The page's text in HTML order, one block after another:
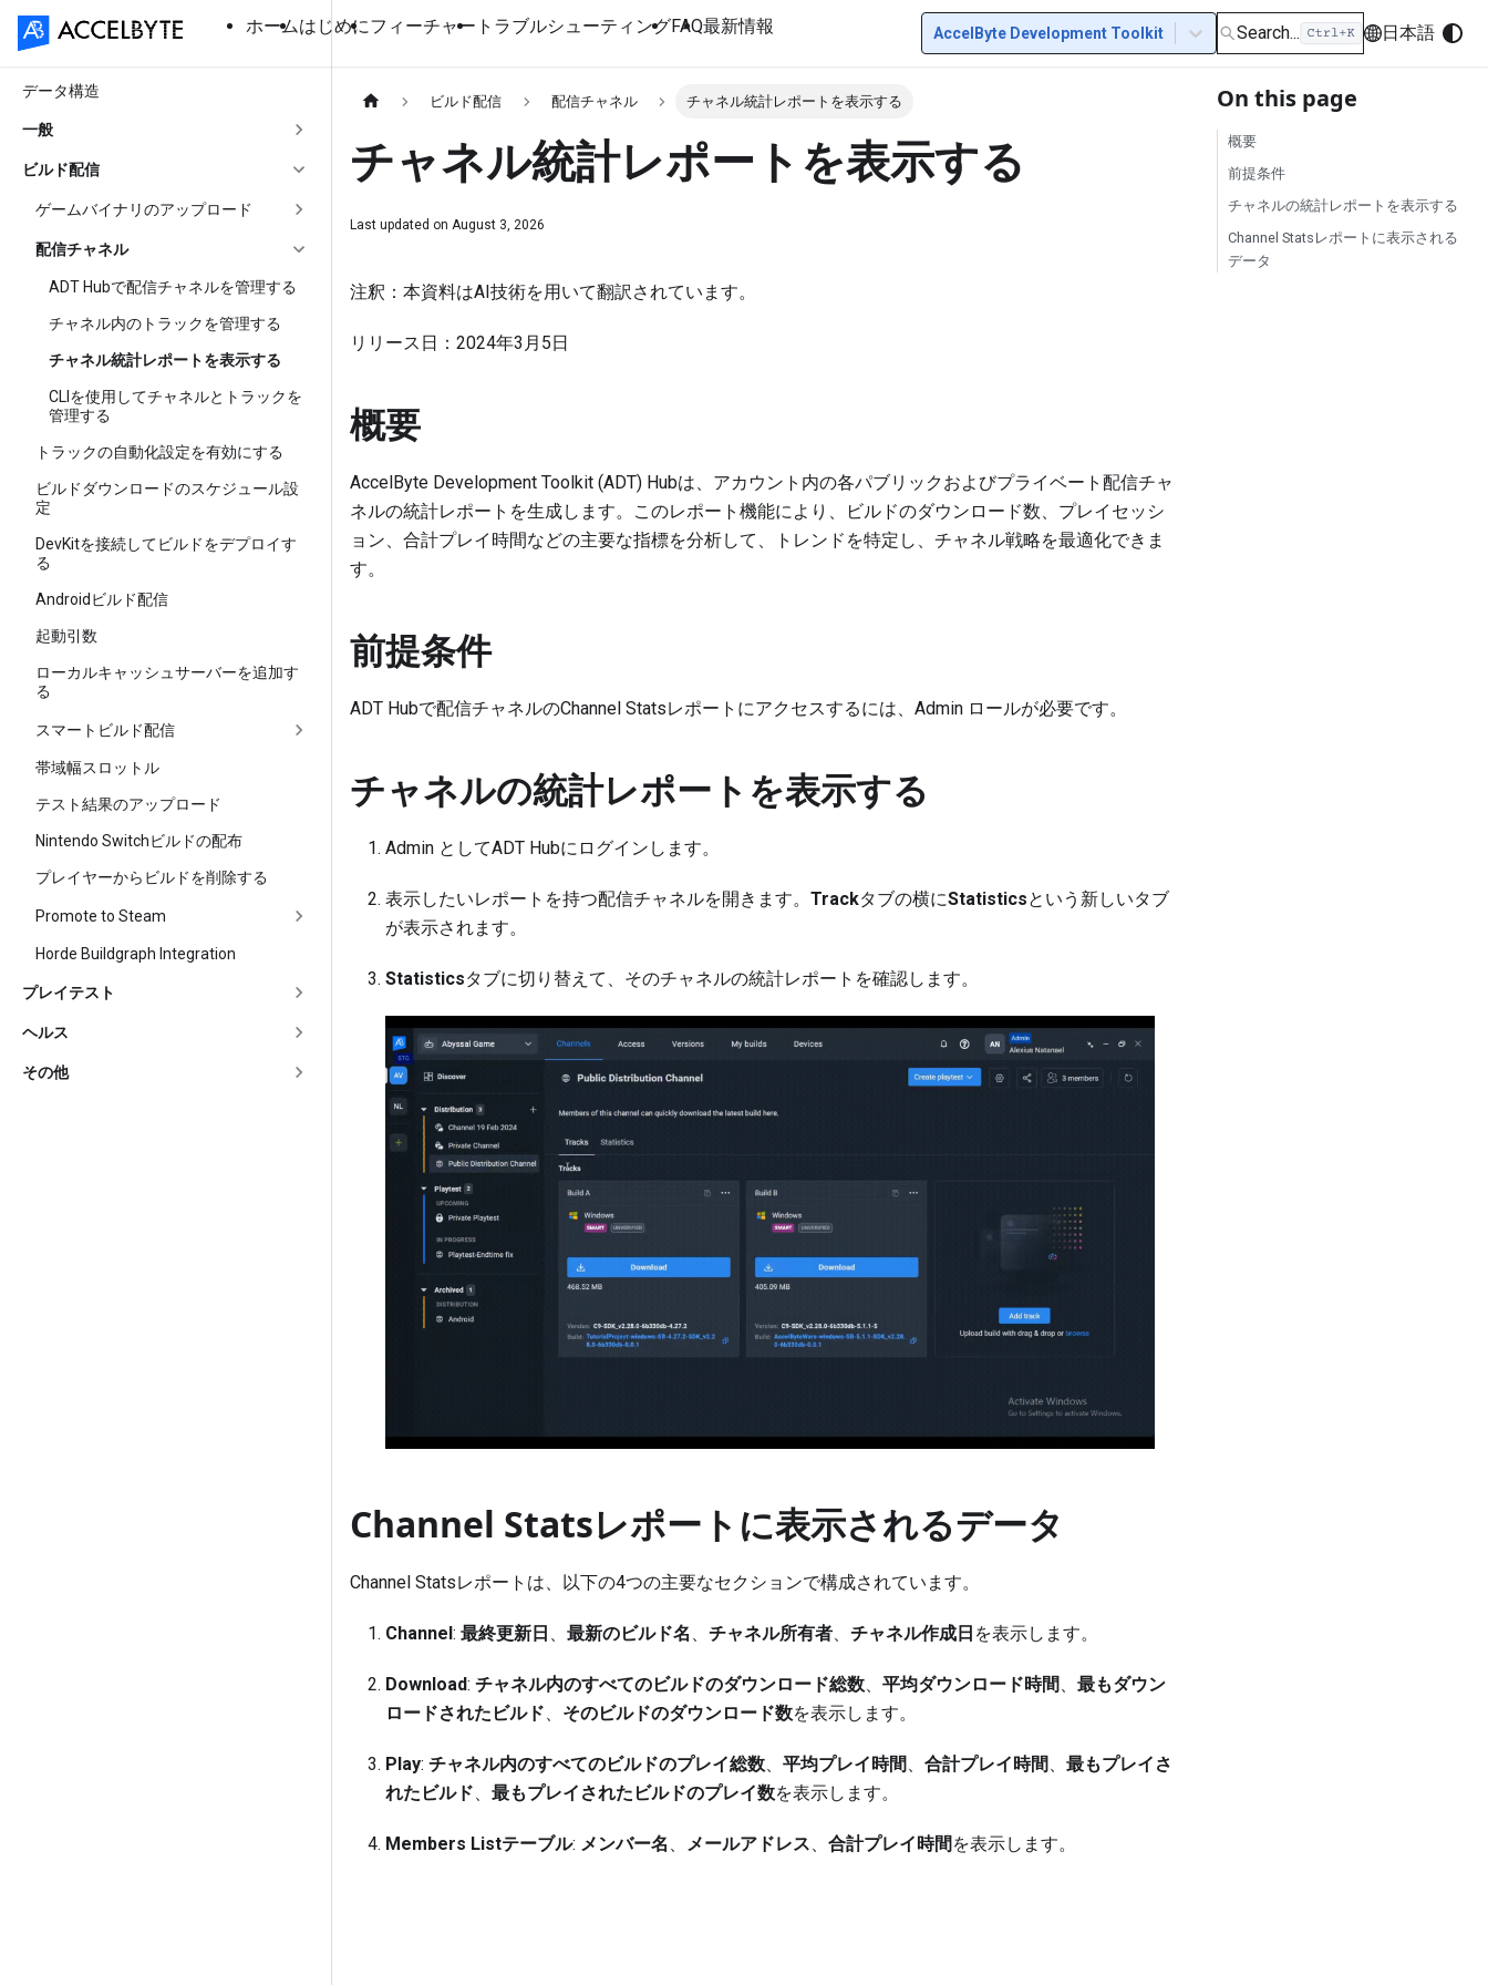
ホームはじめにフィーチャー トラブルシューティングFAQ最新情報 AccelByte Development Toolkit Search... 日本語
データ構造
一般
ビルド配信
ゲームバイナリのアップロード
配信チャネル
ADT Hubで配信チャネルを管理する
チャネル内のトラックを管理する
チャネル統計レポートを表示する
CLIを使用してチャネルとトラックを
管理する
トラックの自動化設定を有効にする
ビルドダウンロードのスケジュール設
定
DevKitを接続してビルドをデプロイす
る
Androidビルド配信
起動引数
ローカルキャッシュサーバーを追加す
る
スマートビルド配信
帯域幅スロットル
テスト結果のアップロード
Nintendo Switchビルドの配布
プレイヤーからビルドを削除する
Promote to Steam
Horde Buildgraph Integration
プレイテスト
ヘルス
その他
ビルド配信 配信チャネル チャネル統計レポートを表示する
チャネル統計レポートを表示する
Last updated on August 3, 2026
注釈：本資料はAI技術を用いて翻訳されています。
リリース日：2024年3月5日
概要
AccelByte Development Toolkit (ADT) Hubは、アカウント内の各パブリックおよびプライベート配信チャ
ネルの統計レポートを生成します。このレポート機能により、ビルドのダウンロード数、プレイセッシ
ョン、合計プレイ時間などの主要な指標を分析して、トレンドを特定し、チャネル戦略を最適化できま
す。
前提条件
ADT Hubで配信チャネルのChannel Statsレポートにアクセスするには、Admin ロールが必要です。
チャネルの統計レポートを表示する
Admin としてADT Hubにログインします。
表示したいレポートを持つ配信チャネルを開きます。 Trackタブの横にStatisticsという新しいタブ
が表示されます。
Statisticsタブに切り替えて、そのチャネルの統計レポートを確認します。
Channel Statsレポートに表示されるデータ
Channel Statsレポートは、以下の4つの主要なセクションで構成されています。
Channel: 最終更新日 、 最新のビルド名 、 チャネル所有者、 チャネル作成日 を表示します。
Download: チャネル内のすべてのビルドのダウンロード総数、 平均ダウンロード時間 、 最もダウン
ロードされたビルド、 そのビルドのダウンロード数を表示します。
Play: チャネル内のすべてのビルドのプレイ総数、 平均プレイ時間 、 合計プレイ時間 、 最もプレイさ
れたビルド、 最もプレイされたビルドのプレイ数を表示します。
Members Listテーブル: メンバー名 、 メールアドレス、 合計プレイ時間 を表示します。
On this page
概要
前提条件
チャネルの統計レポートを表示する
Channel Statsレポートに表示される
データ